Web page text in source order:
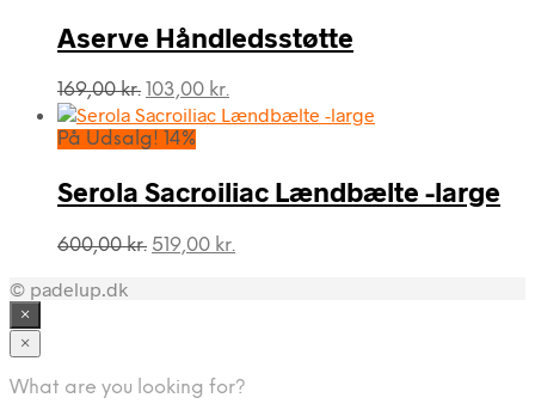
219,00 kr..183,00 kr..
Aserve Håndledsstøtte
169,00kr. Den
oprindelige
pris
169,00 kr..
103,00 kr.
aktuelle
103,00 kr..
På Udsalg! 14%
Serola Sacroiliac Lændbælte -large
600,00kr. Den
519,00 kr.
© padelup.dk
×
×
What are you looking for?